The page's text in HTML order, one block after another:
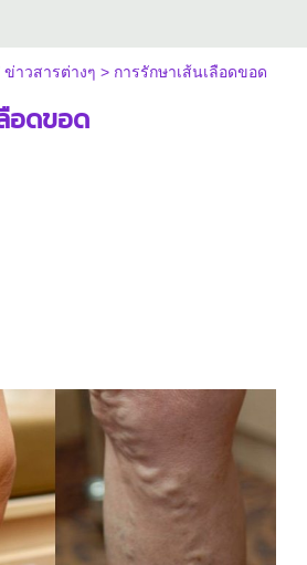
ข่าวสารต่างๆ > การรักษาเส้นเลือดขอด
อดขอด